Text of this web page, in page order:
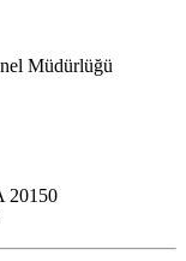
Müdürlüğü
20150